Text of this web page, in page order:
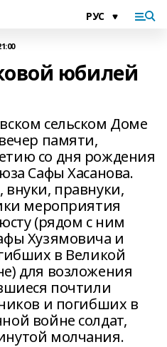
юбилей
сельском Доме
памяти,
со дня рождения
Сафы Хасанова.
правнуки,
мероприятия
(рядом с ним
Хузямовича и
в Великой
для возложения
почтили
и погибших в
войне солдат,
молчания.